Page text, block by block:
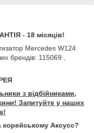
- 18 місяців!
Mercedes W124
брендів: 115069 ,
з відбійниками,
Запитуйте у наших
корейському Аксусс?